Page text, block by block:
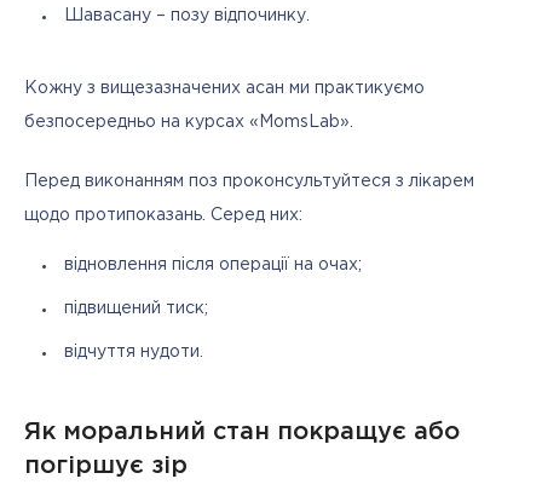
Шавасану – позу відпочинку.
Кожну з вищезазначених асан ми практикуємо
безпосередньо на курсах «MomsLab».
Перед виконанням поз проконсультуйтеся з лікарем
щодо протипоказань. Серед них:
відновлення після операції на очах;
підвищений тиск;
відчуття нудоти.
Як моральний стан покращує або
погіршує зір